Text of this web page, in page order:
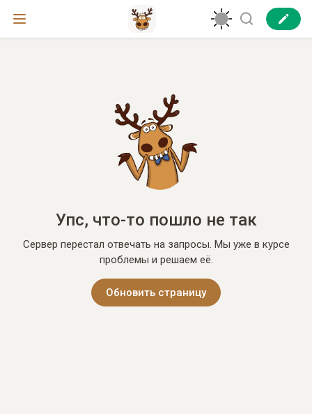
Упс, что-то пошло не так
Сервер перестал отвечать на запросы. Мы уже в курсе
проблемы и решаем её.
Обновить страницу